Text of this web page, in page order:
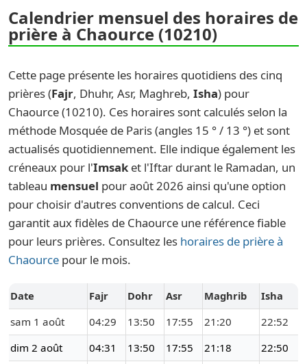
Calendrier mensuel des horaires de
prière à Chaource (10210)
Cette page présente les horaires quotidiens des cinq
prières (Fajr, Dhuhr, Asr, Maghreb, Isha) pour
Chaource (10210). Ces horaires sont calculés selon la
méthode Mosquée de Paris (angles 15 ° / 13 °) et sont
actualisés quotidiennement. Elle indique également les
créneaux pour l'Imsak et l'Iftar durant le Ramadan, un
tableau mensuel pour août 2026 ainsi qu'une option
pour choisir d'autres conventions de calcul. Ceci
garantit aux fidèles de Chaource une référence fiable
pour leurs prières. Consultez les horaires de prière à
Chaource pour le mois.
Date Fajr Dohr Asr Maghrib
Isha
sam 1 août
04:29 13:50 17:55 21:20
22:52
dim 2 août
04:31 13:50 17:55 21:18 22:50